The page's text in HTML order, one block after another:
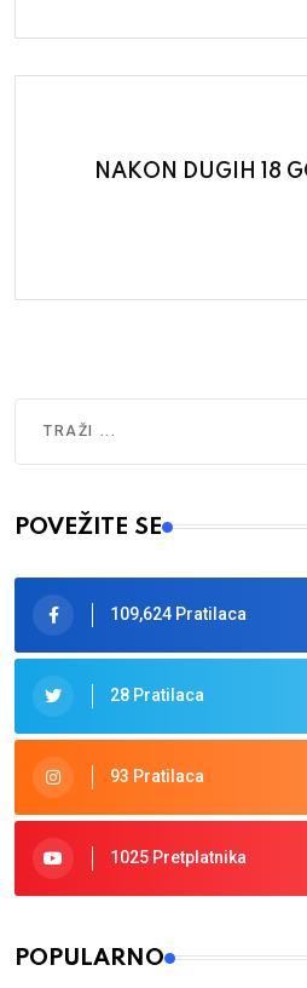
NAKON DUGIH 18
Type 2 or more characters for
POVEŽITE SE
109,624 Pratilaca
28 Pratilaca
93 Pratilaca
1025 Pretplatnika
POPULARNO